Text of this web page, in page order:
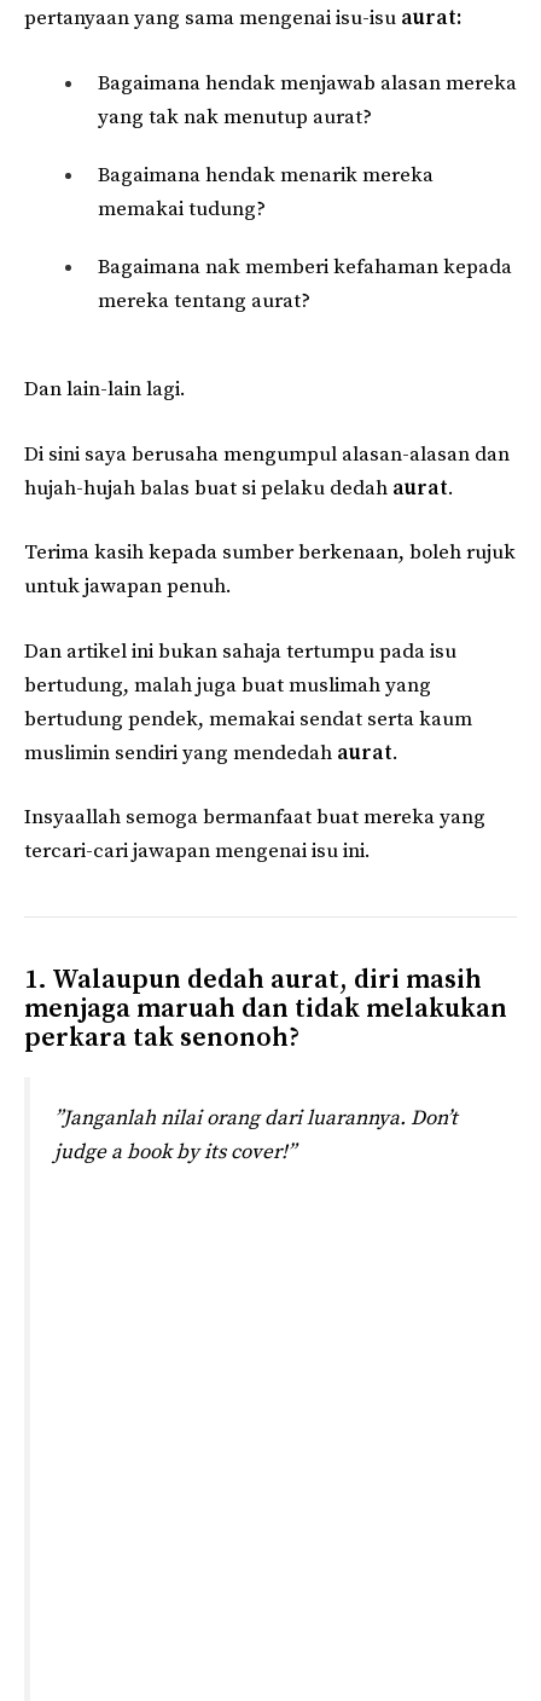
pertanyaan yang sama mengenai isu-isu aurat:
Bagaimana hendak menjawab alasan mereka
yang tak nak menutup aurat?
Bagaimana hendak menarik mereka
memakai tudung?
Bagaimana nak memberi kefahaman kepada
mereka tentang aurat?
Dan lain-lain lagi.
Di sini saya berusaha mengumpul alasan-alasan dan
hujah-hujah balas buat si pelaku dedah aurat.
Terima kasih kepada sumber berkenaan, boleh rujuk
untuk jawapan penuh.
Dan artikel ini bukan sahaja tertumpu pada isu
bertudung, malah juga buat muslimah yang
bertudung pendek, memakai sendat serta kaum
muslimin sendiri yang mendedah aurat.
Insyaallah semoga bermanfaat buat mereka yang
tercari-cari jawapan mengenai isu ini.
1. Walaupun dedah aurat, diri masih
menjaga maruah dan tidak melakukan
perkara tak senonoh?
”Janganlah nilai orang dari luarannya. Don’t
judge a book by its cover!”